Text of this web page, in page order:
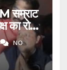
सम्राट
का रोड
NO